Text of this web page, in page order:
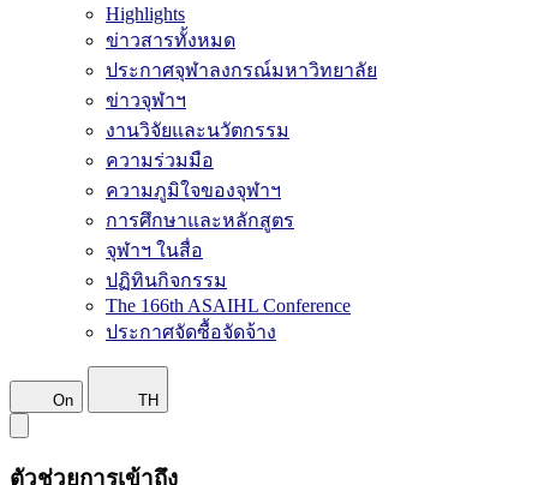
Highlights
ข่าวสารทั้งหมด
ประกาศจุฬาลงกรณ์มหาวิทยาลัย
ข่าวจุฬาฯ
งานวิจัยและนวัตกรรม
ความร่วมมือ
ความภูมิใจของจุฬาฯ
การศึกษาและหลักสูตร
จุฬาฯ ในสื่อ
ปฏิทินกิจกรรม
The 166th ASAIHL Conference
ประกาศจัดซื้อจัดจ้าง
On TH
ตัวช่วยการเข้าถึง